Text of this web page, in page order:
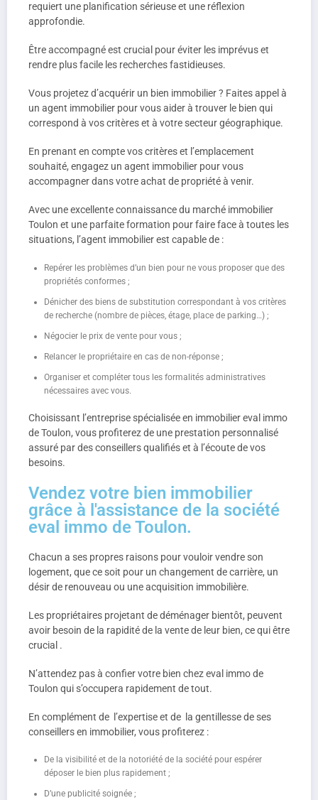
requiert une planification sérieuse et une réflexion
approfondie.
Être accompagné est crucial pour éviter les imprévus et
rendre plus facile les recherches fastidieuses.
Vous projetez d’acquérir un bien immobilier ? Faites appel à
un agent immobilier pour vous aider à trouver le bien qui
correspond à vos critères et à votre secteur géographique.
En prenant en compte vos critères et l’emplacement
souhaité, engagez un agent immobilier pour vous
accompagner dans votre achat de propriété à venir.
Avec une excellente connaissance du marché immobilier
Toulon et une parfaite formation pour faire face à toutes les
situations, l’agent immobilier est capable de :
Repérer les problèmes d’un bien pour ne vous proposer que des
propriétés conformes ;
Dénicher des biens de substitution correspondant à vos critères
de recherche (nombre de pièces, étage, place de parking…) ;
Négocier le prix de vente pour vous ;
Relancer le propriétaire en cas de non-réponse ;
Organiser et compléter tous les formalités administratives
nécessaires avec vous.
Choisissant l’entreprise spécialisée en immobilier eval immo
de Toulon, vous profiterez de une prestation personnalisé
assuré par des conseillers qualifiés et à l’écoute de vos
besoins.
Vendez votre bien immobilier
grâce à l'assistance de la société
eval immo de Toulon.
Chacun a ses propres raisons pour vouloir vendre son
logement, que ce soit pour un changement de carrière, un
désir de renouveau ou une acquisition immobilière.
Les propriétaires projetant de déménager bientôt, peuvent
avoir besoin de la rapidité de la vente de leur bien, ce qui être
crucial .
N’attendez pas à confier votre bien chez eval immo de
Toulon qui s’occupera rapidement de tout.
En complément de l’expertise et de la gentillesse de ses
conseillers en immobilier, vous profiterez :
De la visibilité et de la notoriété de la société pour espérer
déposer le bien plus rapidement ;
D’une publicité soignée ;